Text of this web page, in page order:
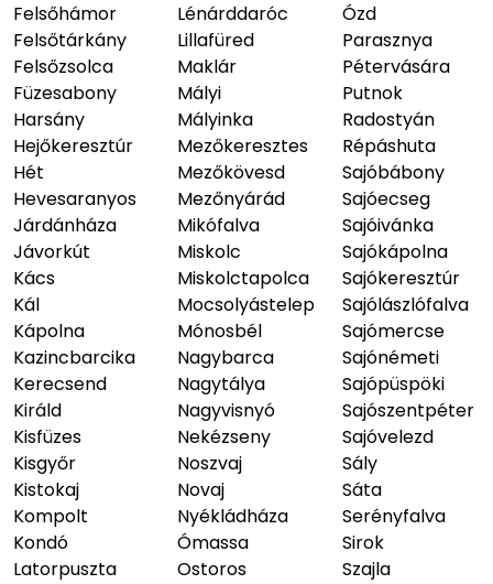
Felsőhámor
Felsőtárkány
Felsőzsolca
Füzesabony
Harsány
Hejőkeresztúr
Hét
Hevesaranyos
Járdánháza
Jávorkút
Kács
Kál
Kápolna
Kazincbarcika
Kerecsend
Királd
Kisfüzes
Kisgyőr
Kistokaj
Kompolt
Kondó
Latorpuszta
Lénárddaróc
Lillafüred
Maklár
Mályi
Mályinka
Mezőkeresztes
Mezőkövesd
Mezőnyárád
Mikófalva
Miskolc
Miskolctapolca
Mocsolyástelep
Mónosbél
Nagybarca
Nagytálya
Nagyvisnyó
Nekézseny
Noszvaj
Novaj
Nyékládháza
Ómassa
Ostoros
Ózd
Parasznya
Pétervására
Putnok
Radostyán
Répáshuta
Sajóbábony
Sajóecseg
Sajóivánka
Sajókápolna
Sajókeresztúr
Sajólászlófalva
Sajómercse
Sajónémeti
Sajópüspöki
Sajószentpéter
Sajóvelezd
Sály
Sáta
Serényfalva
Sirok
Szajla